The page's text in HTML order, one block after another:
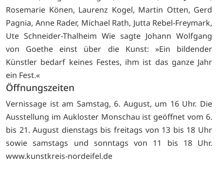
Rosemarie Könen, Laurenz Kogel, Martin Otten, Gerd
Pagnia, Anne Rader, Michael Rath, Jutta Rebel-Freymark,
Ute Schneider-Thalheim Wie sagte Johann Wolfgang
von Goethe einst über die Kunst: »Ein bildender
Künstler bedarf keines Festes, ihm ist das ganze Jahr
ein Fest.«
Öffnungszeiten
Vernissage ist am Samstag, 6. August, um 16 Uhr. Die
Ausstellung im Aukloster Monschau ist geöffnet vom 6.
bis 21. August dienstags bis freitags von 13 bis 18 Uhr
sowie samstags und sonntags von 11 bis 18 Uhr.
www.kunstkreis-nordeifel.de